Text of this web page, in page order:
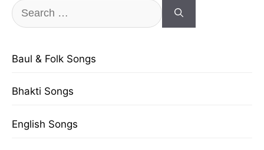
Search
for:
Baul & Folk Songs
Bhakti Songs
English Songs